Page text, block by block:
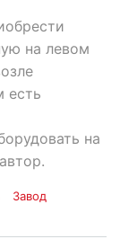
на левом
есть
на
Завод